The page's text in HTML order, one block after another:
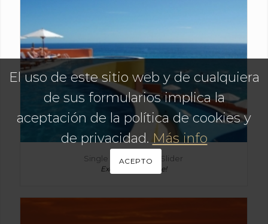
Single Portfolio: 2/3 Slider
Excerpt goes here!
El uso de este sitio web y de cualquiera
de sus formularios implica la
aceptación de la política de cookies y
de privacidad.Más info
ACEPTO